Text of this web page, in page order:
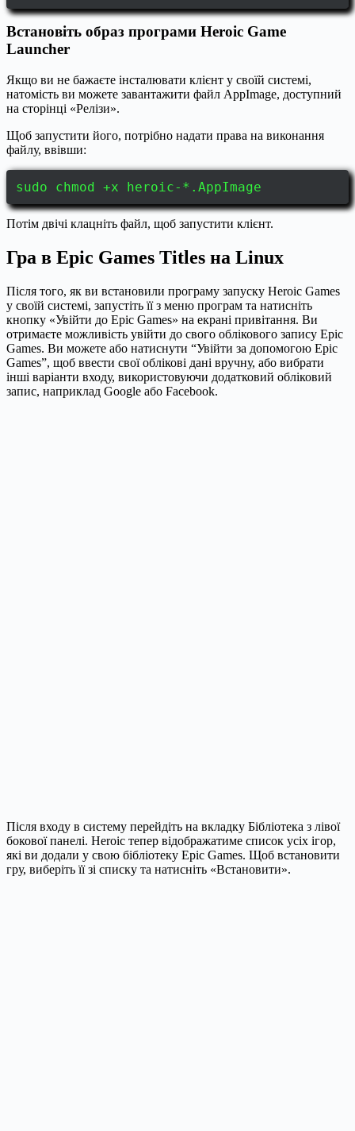
Встановіть образ програми Heroic Game
Launcher
Якщо ви не бажаєте інсталювати клієнт у своїй системі,
натомість ви можете завантажити файл AppImage, доступний
на сторінці «Релізи».
Щоб запустити його, потрібно надати права на виконання
файлу, ввівши:
sudo chmod +x heroic-*.AppImage
Потім двічі клацніть файл, щоб запустити клієнт.
Гра в Epic Games Titles на Linux
Після того, як ви встановили програму запуску Heroic Games
у своїй системі, запустіть її з меню програм та натисніть
кнопку «Увійти до Epic Games» на екрані привітання. Ви
отримаєте можливість увійти до свого облікового запису Epic
Games. Ви можете або натиснути “Увійти за допомогою Epic
Games”, щоб ввести свої облікові дані вручну, або вибрати
інші варіанти входу, використовуючи додатковий обліковий
запис, наприклад Google або Facebook.
Після входу в систему перейдіть на вкладку Бібліотека з лівої
бокової панелі. Heroic тепер відображатиме список усіх ігор,
які ви додали у свою бібліотеку Epic Games. Щоб встановити
гру, виберіть її зі списку та натисніть «Встановити».